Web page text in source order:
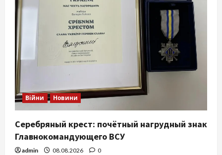
Війни Новини
Серебряный крест: почётный нагрудный знак
Главнокомандующего ВСУ
admin 08.08.2026 0